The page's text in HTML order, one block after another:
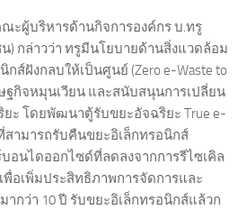
ะผู้บริหารด้านกิจการองค์กร บ.ทรู
) กล่าวว่า ทรูมีนโยบายด้านสิ่งแวดล้อม
ส์ฝังกลบให้เป็นศูนย์ (Zero e-Waste to
ฐกิจหมุนเวียน และสนับสนุนการเปลี่ยน
ยะ โดยพัฒนาตู้รับขยะอัจฉริยะ True e-
ที่สามารถรับคืนขยะอิเล็กทรอนิกส์
อนไดออกไซด์ที่ลดลงจากการรีไซเคิล
พื่อเพิ่มประสิทธิภาพการจัดการและ
ากว่า 10 ปี รับขยะอิเล็กทรอนิกส์แล้วก